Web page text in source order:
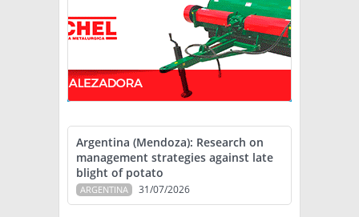
Argentina (Mendoza): Research on
management strategies against late
blight of potato
ARGENTINA 31/07/2026